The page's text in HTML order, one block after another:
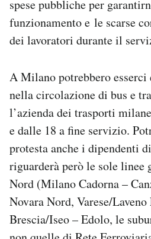
Hai bisogno di aiuto?
spese pubbliche per
funzionamento e le scarse
dei lavoratori durante il
A Milano potrebbero
nella circolazione di bus e
l’azienda dei trasporti
e dalle 18 a fine servizio.
protesta anche i dipendenti di
riguarderà però le sole linee
Nord (Milano Cadorna –
Novara Nord, Varese/
Brescia/Iseo – Edolo, le